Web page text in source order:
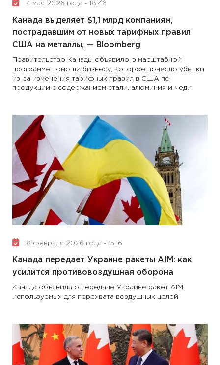
4 мая 2026 года - 18:46
Канада выделяет $1,1 млрд компаниям,
пострадавшим от новых тарифных правил
США на металлы, — Bloomberg
Правительство Канады объявило о масштабной
программе помощи бизнесу, которое понесло убытки
из-за изменения тарифных правил в США по
продукции с содержанием стали, алюминия и меди
8 февраля 2026 года - 15:16
Канада передает Украине ракеты AIM: как
усилится противовоздушная оборона
Канада объявила о передаче Украине ракет AIM,
используемых для перехвата воздушных целей